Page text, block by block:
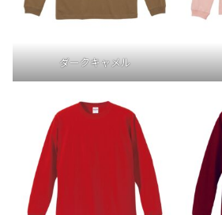
ダークキャメル